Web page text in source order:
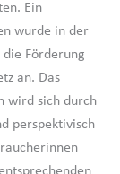
Ein
wurde in der
Förderung
an. Das
wird sich durch
perspektivisch